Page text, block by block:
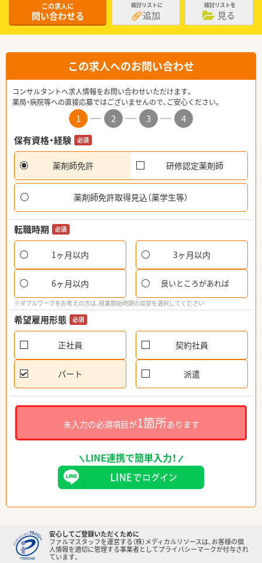
この求人に
問い合わせる
検討リストに
追加
検討リストを
見る
この求人へのお問い合わせ
コンサルタントへ求人情報をお問い合わせいただけます。
薬局・病院等への直接応募ではございませんので、ご安心ください。
1 2 3
4
保有資格・経験
必須
薬剤師免許 研修認定薬剤師
薬剤師免許取得見込（薬学生等）
転職時期 必須
1ヶ月以内 3ヶ月以内
6ヶ月以内 良いところがあれば
※ダブルワークをお考えの方は、就業開始時期の目安を選択してください
希望雇用形態 必須
正社員 契約社員
パート 派遣
未入力の必須項目が1箇所あります
LINE連携で簡単入力！
安心してご登録いただくために
ファルマスタッフを運営する（株）メディカルリソースは、お客様の個
人情報を適切に管理する事業者としてプライバシーマークが付与され
ています。